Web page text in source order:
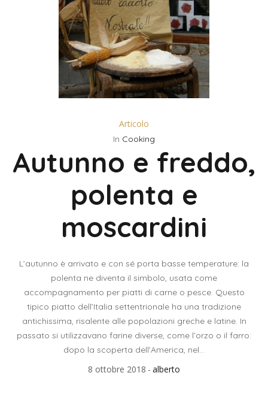
Articolo
In Cooking
Autunno e freddo,
polenta e
moscardini
L’autunno è arrivato e con sé porta basse temperature: la
polenta ne diventa il simbolo, usata come
accompagnamento per piatti di carne o pesce. Questo
tipico piatto dell’Italia settentrionale ha una tradizione
antichissima, risalente alle popolazioni greche e latine. In
passato si utilizzavano farine diverse, come l’orzo o il farro:
dopo la scoperta dell’America, nel...
8 ottobre 2018 alberto